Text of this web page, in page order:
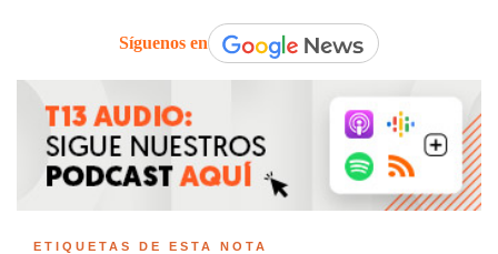
Síguenos en
ETIQUETAS DE ESTA NOTA